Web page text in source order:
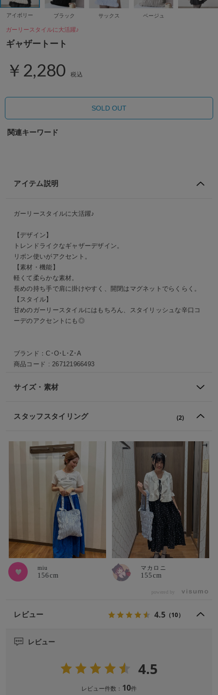
アイボリー ブラック サックス ベージュ
ガーリースタイルに大活躍♪
ギャザートート
￥2,280 税込
SOLD OUT
関連キーワード
アイテム説明
ガーリースタイルに大活躍♪
【デザイン】
トレンドライクなギャザーデザイン。
リボン使いがアクセント。
【素材・機能】
軽くて柔らかな素材。
長めの持ち手で肩に掛けやすく、開閉はマグネットでらくらく。
【スタイル】
甘めのガーリースタイルにはもちろん、スタイリッシュな辛口コ
ーデのアクセントにも◎
ブランド：C･O･L･Z･A
商品コード :267121966493
サイズ・素材
スタッフスタイリング (2)
miu
156cm
マカロニ
155cm
powered by
レビュー 4.5 （10）
レビュー
4.5
レビュー件数： 10件